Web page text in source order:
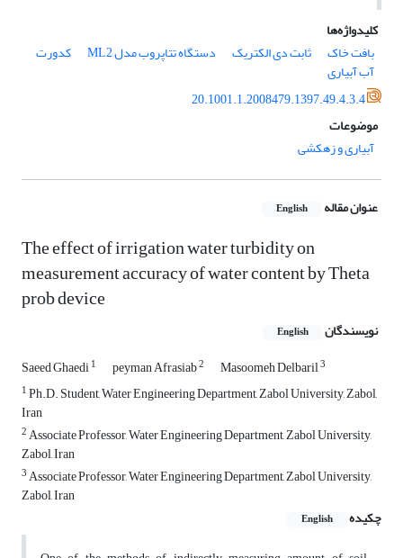
کلیدواژه‌ها
بافت خاک
ثابت دی الکتریک دستگاه تتاپروب مدل ML2 کدورت
آب آبیاری
20.1001.1.2008479.1397.49.4.3.4
موضوعات
آبیاری و زهکشی
عنوان مقاله English
The effect of irrigation water turbidity on
measurement accuracy of water content by Theta
prob device
نویسندگان English
Saeed Ghaedi1 peyman Afrasiab2 Masoomeh Delbaril3
1Ph.D. Student, Water Engineering Department, Zabol University, Zabol,
Iran
2Associate Professor, Water Engineering Department, Zabol University,
Zabol, Iran
3Associate Professor, Water Engineering Department, Zabol University,
Zabol, Iran
چکیده
English